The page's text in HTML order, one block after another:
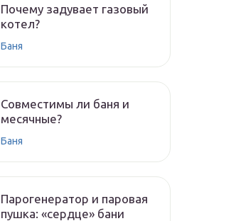
Почему задувает газовый
котел?
Баня
Совместимы ли баня и
месячные?
Баня
Парогенератор и паровая
пушка: «сердце» бани